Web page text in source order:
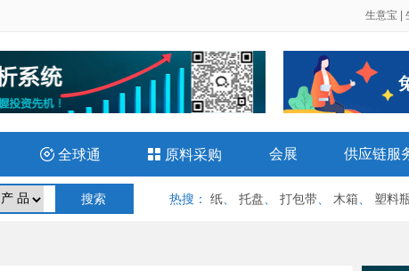
生意宝
 全球通  原料采购 会展 供应链服
热搜 ： 纸 托盘 打包带 木箱 塑料